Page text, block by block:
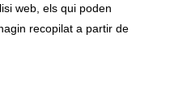
web, els qui poden
recopilat a partir de